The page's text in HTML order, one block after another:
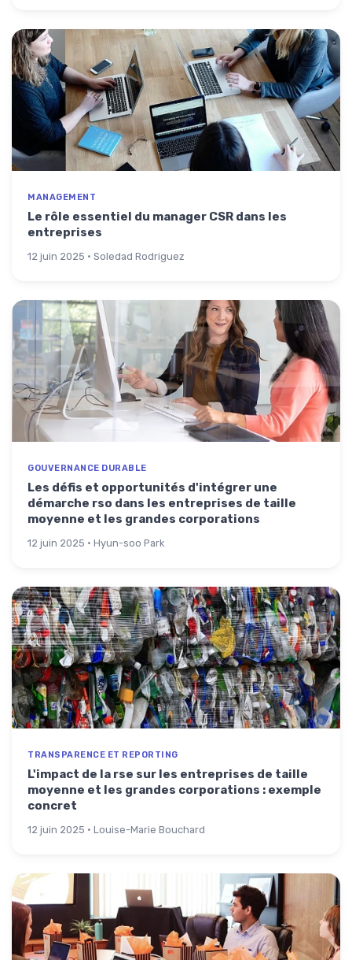
MANAGEMENT
Le rôle essentiel du manager CSR dans les
entreprises
12 juin 2025 · Soledad Rodriguez
GOUVERNANCE DURABLE
Les défis et opportunités d'intégrer une
démarche rso dans les entreprises de taille
moyenne et les grandes corporations
12 juin 2025 · Hyun-soo Park
TRANSPARENCE ET REPORTING
L'impact de la rse sur les entreprises de taille
moyenne et les grandes corporations : exemple
concret
12 juin 2025 · Louise-Marie Bouchard